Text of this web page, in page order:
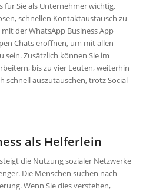
für Sie als Unternehmer wichtig,
schnellen Kontaktaustausch zu
der WhatsApp Business App
Chats eröffnen, um mit allen
Zusätzlich können Sie im
bis zu vier Leuten, weiterhin
schnell auszutauschen, trotz Social
als Helferlein
die Nutzung sozialer Netzwerke
Die Menschen suchen nach
Wenn Sie dies verstehen,